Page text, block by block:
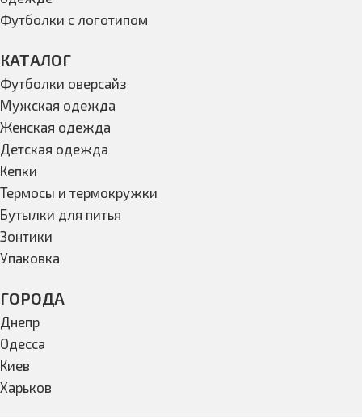
Футболки с логотипом
КАТАЛОГ
Футболки оверсайз
Мужская одежда
Женская одежда
Детская одежда
Кепки
Термосы и термокружки
Бутылки для питья
Зонтики
Упаковка
ГОРОДА
Днепр
Одесса
Киев
Харьков